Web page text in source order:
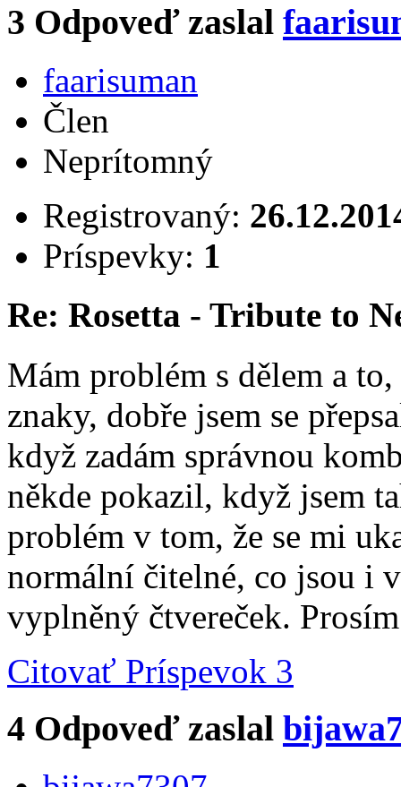
3 Odpoveď zaslal
faarisuman
Člen
Neprítomný
Registrovaný:
Príspevky: 1
Re: Rosetta - Tribute to
Mám problém s dělem a
znaky, dobře jsem se
když zadám správnou
někde pokazil, když jsem
problém v tom, že se mi
normální čitelné, co jsou i
vyplněný čtvereček.
Citovať Príspevok 3
4 Odpoveď zaslal